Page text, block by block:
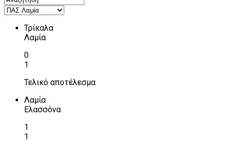
Τρίκαλα
Λαμία
0
1
Τελικό αποτέλεσμα
Λαμία
Ελασσόνα
1
1